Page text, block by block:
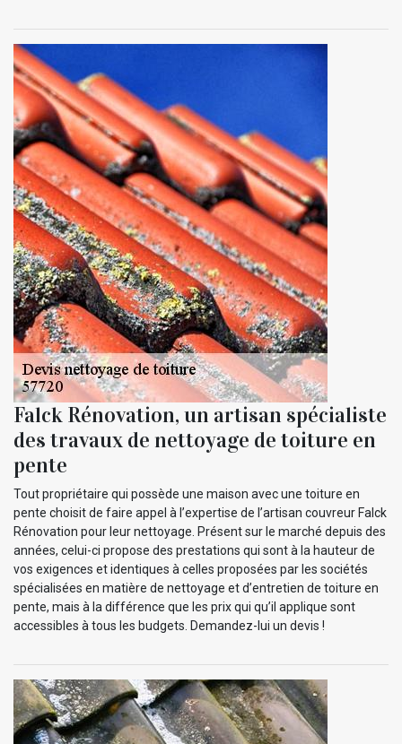
Falck Rénovation, un artisan spécialiste
des travaux de nettoyage de toiture en
pente
Tout propriétaire qui possède une maison avec une toiture en
pente choisit de faire appel à l’expertise de l’artisan couvreur Falck
Rénovation pour leur nettoyage. Présent sur le marché depuis des
années, celui-ci propose des prestations qui sont à la hauteur de
vos exigences et identiques à celles proposées par les sociétés
spécialisées en matière de nettoyage et d’entretien de toiture en
pente, mais à la différence que les prix qui qu’il applique sont
accessibles à tous les budgets. Demandez-lui un devis !